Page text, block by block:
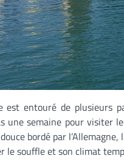
est entouré de plusieurs
une semaine pour visiter
bordé par
le souffle et son climat